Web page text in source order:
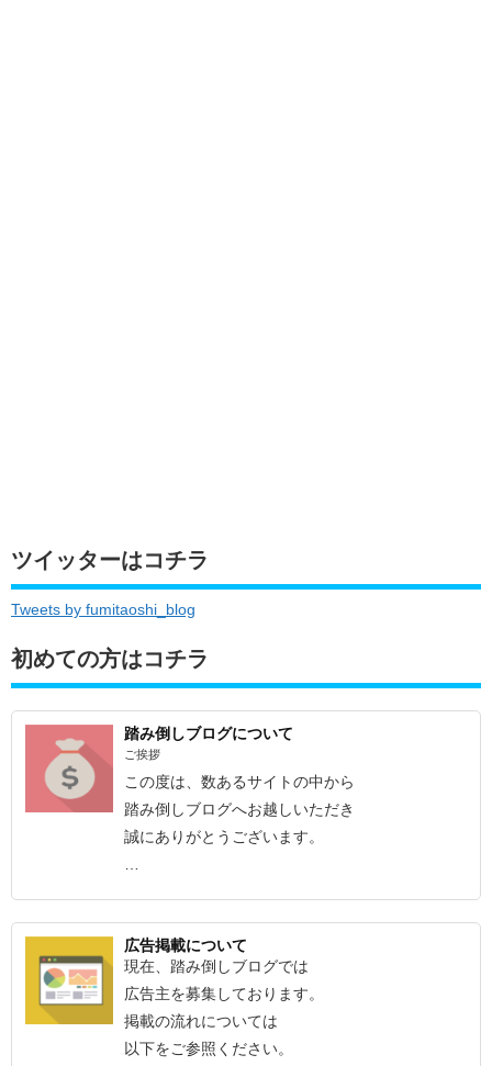
ツイッターはコチラ
Tweets by fumitaoshi_blog
初めての方はコチラ
踏み倒しブログについて
ご挨拶
この度は、数あるサイトの中から
踏み倒しブログへお越しいただき
誠にありがとうございます。
…
広告掲載について
現在、踏み倒しブログでは
広告主を募集しております。
掲載の流れについては
以下をご参照ください。